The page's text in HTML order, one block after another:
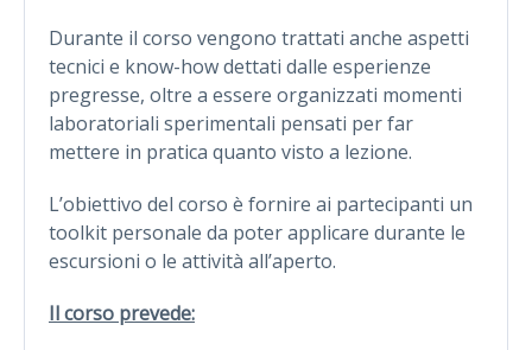
Durante il corso vengono trattati anche aspetti
tecnici e know-how dettati dalle esperienze
pregresse, oltre a essere organizzati momenti
laboratoriali sperimentali pensati per far
mettere in pratica quanto visto a lezione.
L’obiettivo del corso è fornire ai partecipanti un
toolkit personale da poter applicare durante le
escursioni o le attività all’aperto.
Il corso prevede: